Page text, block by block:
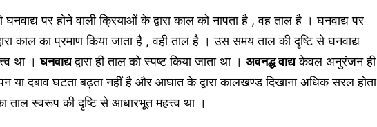
पर होने वाली क्रियाओं के द्वारा काल को नापता है , वह ताल है । घनवाद्य पर
काल का प्रमाण किया जाता है , वही ताल है । उस समय ताल की दृष्टि से घनवाद्य
था ।घनवाद्यद्वारा ही ताल को स्पष्ट किया जाता था । अवनद्ध वाद्यकेवल अनुरंजन ही
या दबाव घटता बढ़ता नहीं है और आघात के द्वारा कालखण्ड दिखाना अधिक सरल होता
ताल स्वरूप की दृष्टि से आधारभूत महत्त्व था ।